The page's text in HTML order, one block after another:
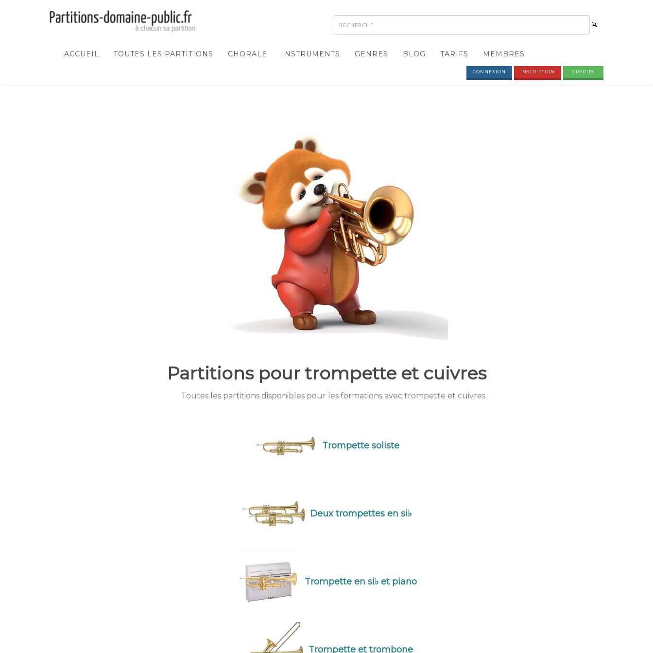
ACCUEIL TOUTES LES PARTITIONS CHORALE INSTRUMENTS GENRES BLOG TARIFS MEMBRES
CONNEXION INSCRIPTION CRÉDITS
Partitions pour trompette et cuivres
Toutes les partitions disponibles pour les formations avec trompette et cuivres.
Trompette soliste
Deux trompettes en si♭
Trompette en si♭ et piano
Trompette et trombone